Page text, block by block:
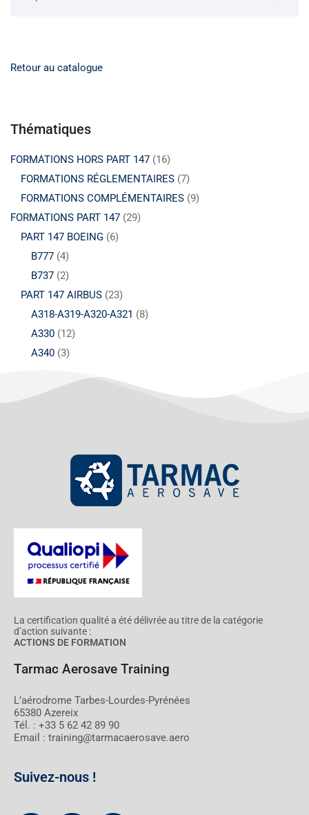
Retour au catalogue
Thématiques
FORMATIONS HORS PART 147 (16)
FORMATIONS RÉGLEMENTAIRES (7)
FORMATIONS COMPLÉMENTAIRES (9)
FORMATIONS PART 147 (29)
PART 147 BOEING (6)
B777 (4)
B737 (2)
PART 147 AIRBUS (23)
A318-A319-A320-A321 (8)
A330 (12)
A340 (3)
La certification qualité a été délivrée au titre de la catégorie
d’action suivante :
ACTIONS DE FORMATION
Tarmac Aerosave Training
L’aérodrome Tarbes-Lourdes-Pyrénées
65380 Azereix
Tél. : +33 5 62 42 89 90
Email : training@tarmacaerosave.aero
Suivez-nous !